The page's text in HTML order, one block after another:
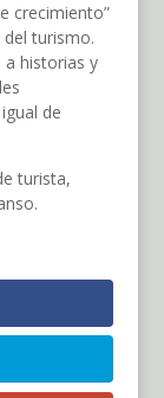
crecimiento”
turismo.
a historias y
de
turista,